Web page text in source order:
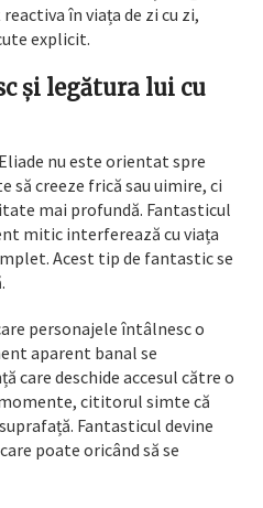
în viața de zi cu zi,
explicit.
și legătura lui cu
nu este orientat spre
să creeze frică sau uimire, ci
mai profundă. Fantasticul
mitic interferează cu viața
Acest tip de fantastic se
personajele întâlnesc o
aparent banal se
care deschide accesul către o
cititorul simte că
Fantasticul devine
poate oricând să se